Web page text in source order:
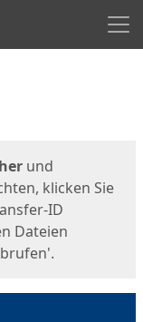
und
klicken Sie
ID
Dateien